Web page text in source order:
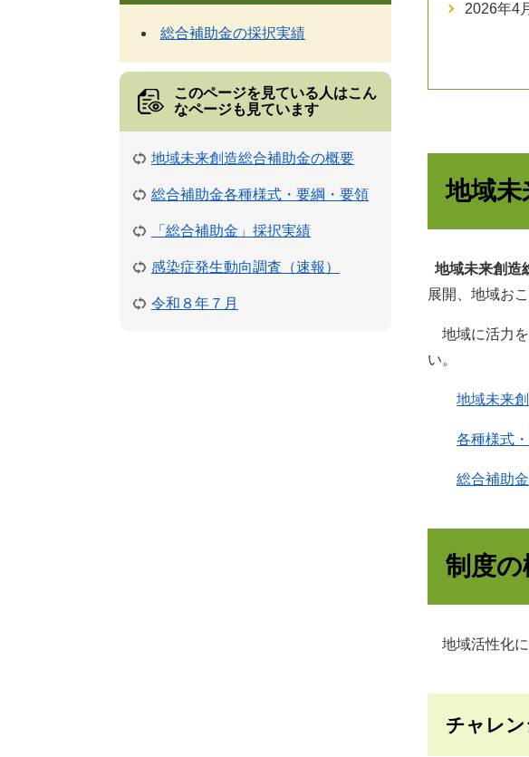
2026年4
地域未
地域未来創造
展開、地域お
地域に活力を
い。
地域未来
各種様式
総合補助
制度の
地域活性化に
チャレ
総合補助金の採択実績
このページを見ている人はこん
なページも見ています
地域未来創造総合補助金の概要
総合補助金各種様式・要綱・要領
「総合補助金」採択実績
感染症発生動向調査（速報）
令和８年７月